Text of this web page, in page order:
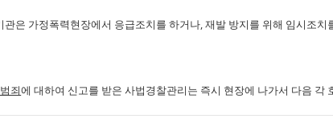
관은 가정폭력현장에서 응급조치를 하거나, 재발 방지를 위해 임시조치
죄에 대하여 신고를 받은 사법경찰관리는 즉시 현장에 나가서 다음 각